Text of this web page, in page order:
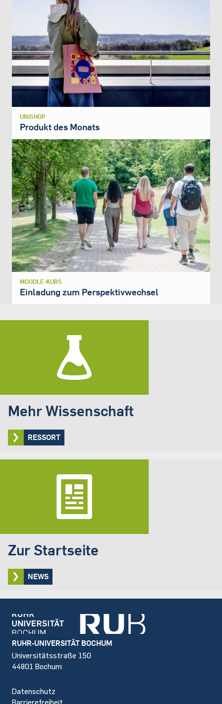
UNISHOP
Produkt des Monats
MOODLE-KURS
Einladung zum Perspektivwechsel
Mehr Wissenschaft
RESSORT
Zur Startseite
NEWS
Footer
RUHR-UNIVERSITÄT BOCHUM
Universitätsstraße 150
44801 Bochum
Datenschutz
Barrierefreiheit